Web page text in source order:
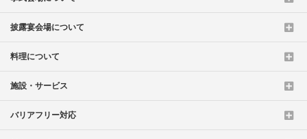
披露宴会場について
料理について
施設・サービス
バリアフリー対応